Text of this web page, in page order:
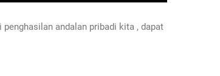
andalan pribadi kita , dapat